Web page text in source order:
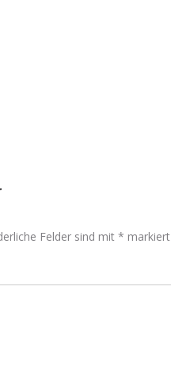
Felder sind mit * markiert